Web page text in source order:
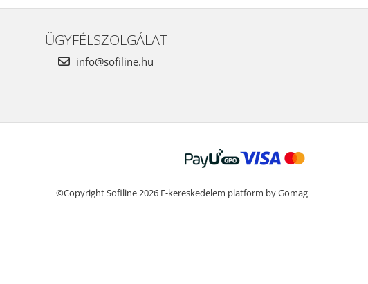
ÜGYFÉLSZOLGÁLAT
info@sofiline.hu
©Copyright Sofiline 2026 E-kereskedelem platform by Gomag